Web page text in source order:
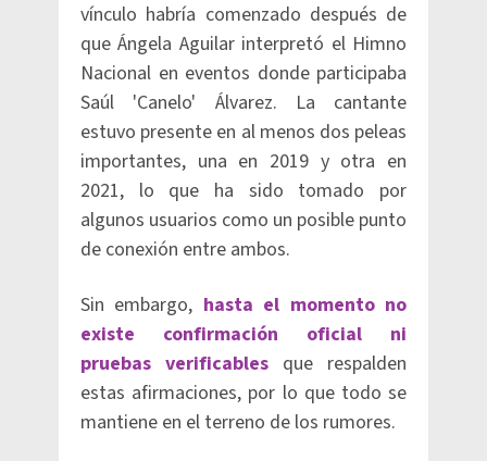
vínculo habría comenzado después de
que Ángela Aguilar interpretó el Himno
Nacional en eventos donde participaba
Saúl 'Canelo' Álvarez. La cantante
estuvo presente en al menos dos peleas
importantes, una en 2019 y otra en
2021, lo que ha sido tomado por
algunos usuarios como un posible punto
de conexión entre ambos.
Sin embargo, hasta el momento no
existe confirmación oficial ni
pruebas verificables que respalden
estas afirmaciones, por lo que todo se
mantiene en el terreno de los rumores.